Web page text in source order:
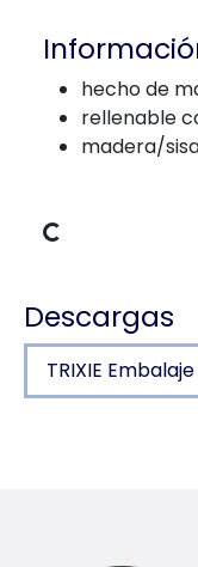
hecho de
rellenable
madera/
datos de carga
Descargas
TRIXIE